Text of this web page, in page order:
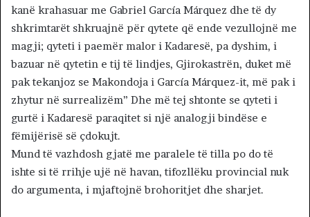
kanë krahasuar me Gabriel García Márquez dhe të dy
shkrimtarët shkruajnë për qytete që ende vezullojnë me
magji; qyteti i paemër malor i Kadaresë, pa dyshim, i
bazuar në qytetin e tij të lindjes, Gjirokastrën, duket më
pak tekanjoz se Makondoja i García Márquez-it, më pak i
zhytur në surrealizëm” Dhe më tej shtonte se qyteti i
gurtë i Kadaresë paraqitet si një analogji bindëse e
fëmijërisë së çdokujt.
Mund të vazhdosh gjatë me paralele të tilla po do të
ishte si të rrihje ujë në havan, tifozllëku provincial nuk
do argumenta, i mjaftojnë brohoritjet dhe sharjet.